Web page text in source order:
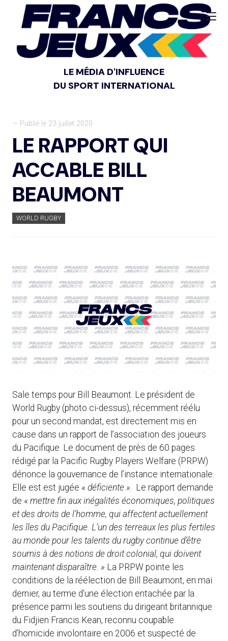
LE MÉDIA D'INFLUENCE
DU SPORT INTERNATIONAL
— Publié le 23 juillet 2020
LE RAPPORT QUI
ACCABLE BILL
BEAUMONT
WORLD RUGBY
Sale temps pour Bill Beaumont. Le président de
World Rugby (photo ci-dessus), récemment réélu
pour un second mandat, est directement mis en
cause dans un rapport de l’association des joueurs
du Pacifique. Le document de près de 60 pages
rédigé par la Pacific Rugby Players Welfare (PRPW)
dénonce la gouvernance de l’instance internationale.
Elle est est jugée « déficiente ». Le rapport demande
de « mettre fin aux inégalités économiques, politiques
et des droits de l’homme, qui affectent actuellement
les îles du Pacifique. L’un des terreaux les plus fertiles
au monde pour les talents du rugby continue d’être
soumis à des notions de droit colonial, qui doivent
maintenant disparaître. » La PRPW pointe les
conditions de la réélection de Bill Beaumont, en mai
dernier, au terme d’une élection entachée par la
présence parmi les soutiens du dirigeant britannique
du Fidjien Francis Kean, reconnu coupable
d’homicide involontaire en 2006 et suspecté de